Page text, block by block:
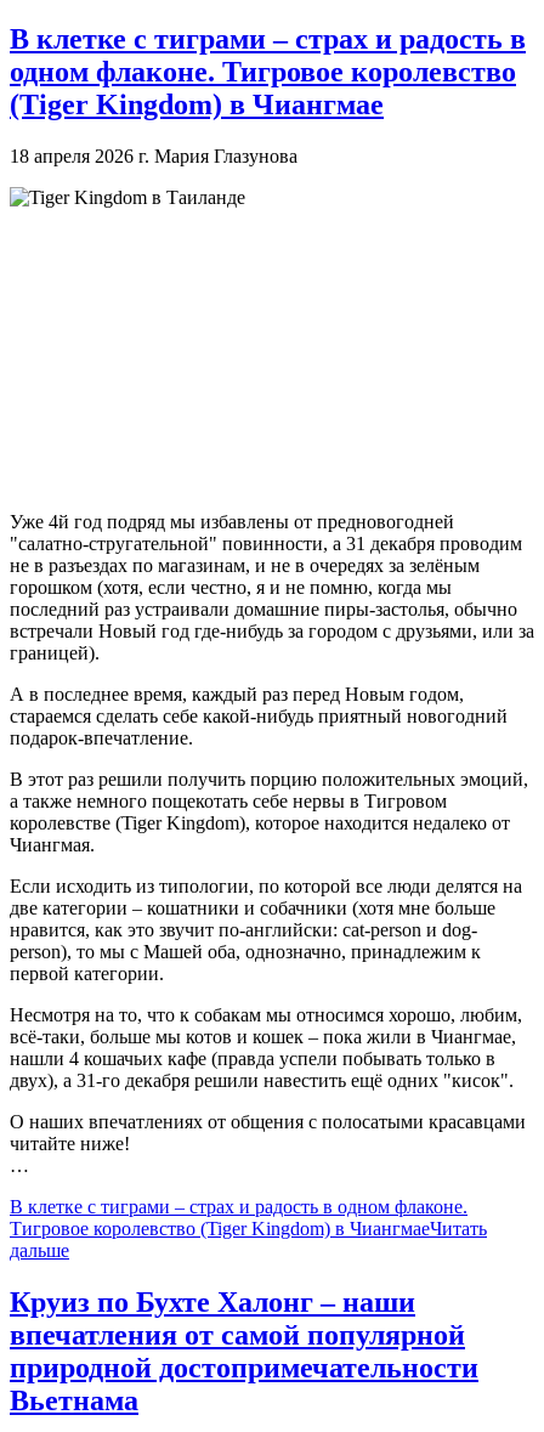
В клетке с тиграми – страх и радость в
одном флаконе. Тигровое королевство
(Tiger Kingdom) в Чиангмае
18 апреля 2026 г. Мария Глазунова
Уже 4й год подряд мы избавлены от предновогодней
"салатно-стругательной" повинности, а 31 декабря проводим
не в разъездах по магазинам, и не в очередях за зелёным
горошком (хотя, если честно, я и не помню, когда мы
последний раз устраивали домашние пиры-застолья, обычно
встречали Новый год где-нибудь за городом с друзьями, или за
границей).
А в последнее время, каждый раз перед Новым годом,
стараемся сделать себе какой-нибудь приятный новогодний
подарок-впечатление.
В этот раз решили получить порцию положительных эмоций,
а также немного пощекотать себе нервы в Тигровом
королевстве (Tiger Kingdom), которое находится недалеко от
Чиангмая.
Если исходить из типологии, по которой все люди делятся на
две категории – кошатники и собачники (хотя мне больше
нравится, как это звучит по-английски: cat-person и dog-
person), то мы c Машей оба, однозначно, принадлежим к
первой категории.
Несмотря на то, что к собакам мы относимся хорошо, любим,
всё-таки, больше мы котов и кошек – пока жили в Чиангмае,
нашли 4 кошачьих кафе (правда успели побывать только в
двух), а 31-го декабря решили навестить ещё одних "кисок".
О наших впечатлениях от общения с полосатыми красавцами
читайте ниже!
…
В клетке с тиграми – страх и радость в одном флаконе.
Тигровое королевство (Tiger Kingdom) в ЧиангмаеЧитать
дальше
Круиз по Бухте Халонг – наши
впечатления от самой популярной
природной достопримечательности
Вьетнама